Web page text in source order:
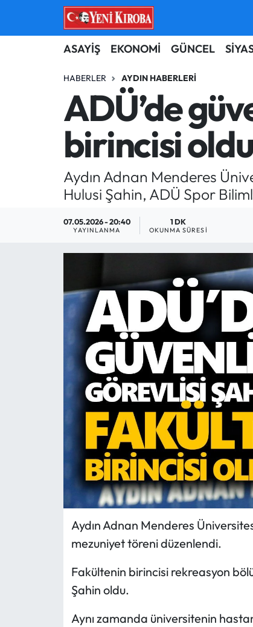
ASAYİŞ EKONOMİ GÜNCEL
HABERLER AYDIN HABERLERI
ADÜ’de
birincisi oldu
Aydın Adnan Menderes
Hulusi Şahin, ADÜ Spor
07.05.2026 - 20:40
YAYINLANMA
1 DK
OKUNMA SÜRESI
Aydın Adnan Menderes
mezuniyet töreni düzenlendi.
Fakültenin birincisi rekreasyon
Şahin oldu.
Aynı zamanda üniversitenin
ASAYİŞ
BİLİM-TEKNOLOJİ
EĞİTİM
EKONOMİ
GÜNCEL
MAGAZİN
YAŞAM
RESMİ İLANLAR
HABER İLAN
Aydın Nöbetçi Eczaneler
Aydın Hava Durumu
Aydin Namaz Vakitleri
Aydın Trafik Yoğunluk Haritası
Süper Lig Puan Durumu ve Fikstür
Tüm Manşetler
Son Dakika Haberleri